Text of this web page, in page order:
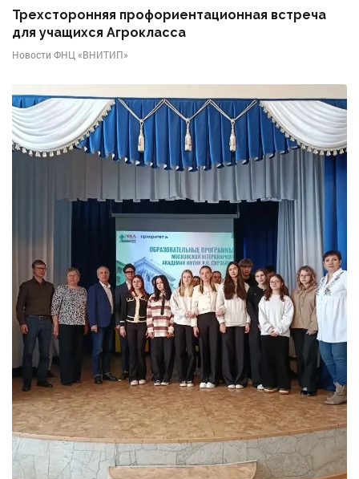
Трехсторонняя профориентационная встреча
для учащихся Агрокласса
Новости ФНЦ «ВНИТИП»